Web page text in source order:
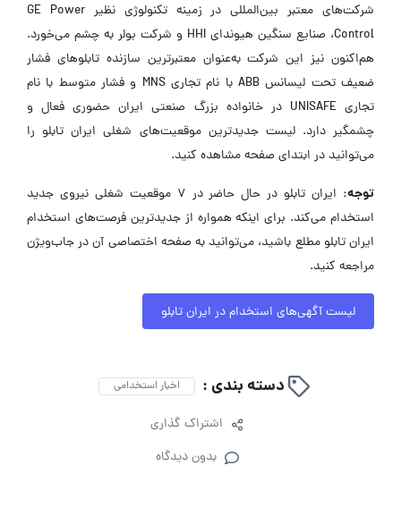
شرکت‌های معتبر بین‌المللی در زمینه تکنولوژی نظیر GE Power
Control، صنایع سنگین هیوندای HHI و شرکت بولر به چشم می‌خورد.
هم‌اکنون نیز این شرکت به‌عنوان معتبرترین سازنده تابلوهای فشار
ضعیف تحت لیسانس ABB با نام تجاری MNS و فشار متوسط با نام
تجاری UNISAFE در خانواده بزرگ صنعتی ایران حضوری فعال و
چشمگیر دارد. لیست جدیدترین موقعیت‌های شغلی ایران تابلو را
می‌توانید در ابتدای صفحه مشاهده کنید.
توجه:
ایران تابلو در حال حاضر در ۷ موقعیت شغلی نیروی جدید
استخدام می‌کند. برای اینکه همواره از جدیدترین فرصت‌های استخدام
ایران تابلو مطلع باشید، می‌توانید به صفحه اختصاصی آن در جاب‌ویژن
مراجعه کنید.
لیست آگهی‌های استخدام در ایران تابلو
دسته بندی : اخبار استخدامی
اشتراک گذاری
بدون دیدگاه